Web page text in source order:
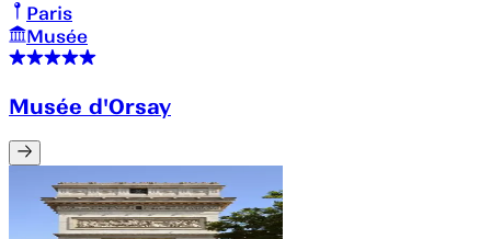
Paris
Musée
Musée d'Orsay